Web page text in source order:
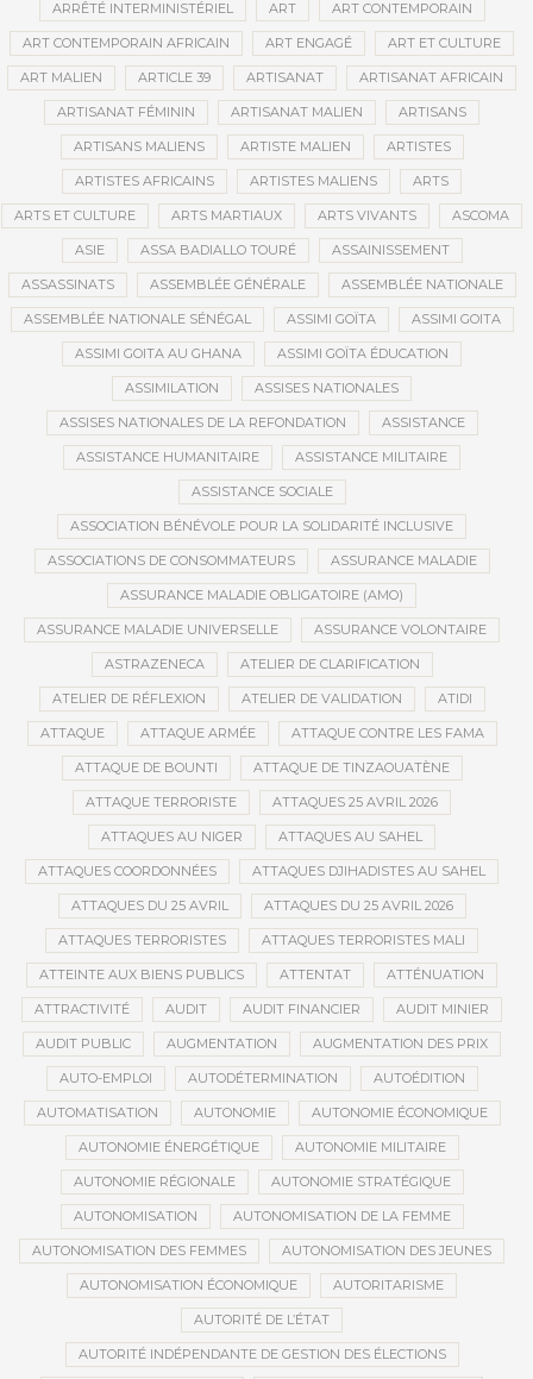
ARRÊTÉ INTERMINISTÉRIEL ART ART CONTEMPORAIN
ART CONTEMPORAIN AFRICAIN ART ENGAGÉ ART ET CULTURE
ART MALIEN ARTICLE 39 ARTISANAT ARTISANAT AFRICAIN
ARTISANAT FÉMININ ARTISANAT MALIEN ARTISANS
ARTISANS MALIENS ARTISTE MALIEN ARTISTES
ARTISTES AFRICAINS ARTISTES MALIENS ARTS
ARTS ET CULTURE ARTS MARTIAUX ARTS VIVANTS ASCOMA
ASIE ASSA BADIALLO TOURÉ ASSAINISSEMENT
ASSASSINATS ASSEMBLÉE GÉNÉRALE ASSEMBLÉE NATIONALE
ASSEMBLÉE NATIONALE SÉNÉGAL ASSIMI GOÏTA ASSIMI GOITA
ASSIMI GOITA AU GHANA ASSIMI GOÏTA ÉDUCATION
ASSIMILATION ASSISES NATIONALES
ASSISES NATIONALES DE LA REFONDATION ASSISTANCE
ASSISTANCE HUMANITAIRE ASSISTANCE MILITAIRE
ASSISTANCE SOCIALE
ASSOCIATION BÉNÉVOLE POUR LA SOLIDARITÉ INCLUSIVE
ASSOCIATIONS DE CONSOMMATEURS ASSURANCE MALADIE
ASSURANCE MALADIE OBLIGATOIRE (AMO)
ASSURANCE MALADIE UNIVERSELLE ASSURANCE VOLONTAIRE
ASTRAZENECA ATELIER DE CLARIFICATION
ATELIER DE RÉFLEXION ATELIER DE VALIDATION ATIDI
ATTAQUE ATTAQUE ARMÉE ATTAQUE CONTRE LES FAMA
ATTAQUE DE BOUNTI ATTAQUE DE TINZAOUATÈNE
ATTAQUE TERRORISTE ATTAQUES 25 AVRIL 2026
ATTAQUES AU NIGER ATTAQUES AU SAHEL
ATTAQUES COORDONNÉES ATTAQUES DJIHADISTES AU SAHEL
ATTAQUES DU 25 AVRIL ATTAQUES DU 25 AVRIL 2026
ATTAQUES TERRORISTES ATTAQUES TERRORISTES MALI
ATTEINTE AUX BIENS PUBLICS ATTENTAT ATTÉNUATION
ATTRACTIVITÉ AUDIT AUDIT FINANCIER AUDIT MINIER
AUDIT PUBLIC AUGMENTATION AUGMENTATION DES PRIX
AUTO-EMPLOI AUTODÉTERMINATION AUTOÉDITION
AUTOMATISATION AUTONOMIE AUTONOMIE ÉCONOMIQUE
AUTONOMIE ÉNERGÉTIQUE AUTONOMIE MILITAIRE
AUTONOMIE RÉGIONALE AUTONOMIE STRATÉGIQUE
AUTONOMISATION AUTONOMISATION DE LA FEMME
AUTONOMISATION DES FEMMES AUTONOMISATION DES JEUNES
AUTONOMISATION ÉCONOMIQUE AUTORITARISME
AUTORITÉ DE L’ÉTAT
AUTORITÉ INDÉPENDANTE DE GESTION DES ÉLECTIONS